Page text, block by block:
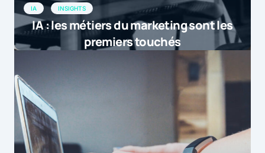
IA INSIGHTS
IA : les métiers du marketing sont les
premiers touchés